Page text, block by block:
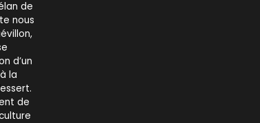
de
nous
d’un
la
de